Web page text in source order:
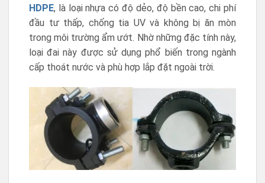
HDPE, là loại nhựa có độ dẻo, độ bền cao, chi phí
đầu tư thấp, chống tia UV và không bị ăn mòn
trong môi trường ẩm ướt. Nhờ những đặc tính này,
loại đai này được sử dụng phổ biến trong ngành
cấp thoát nước và phù hợp lắp đặt ngoài trời.